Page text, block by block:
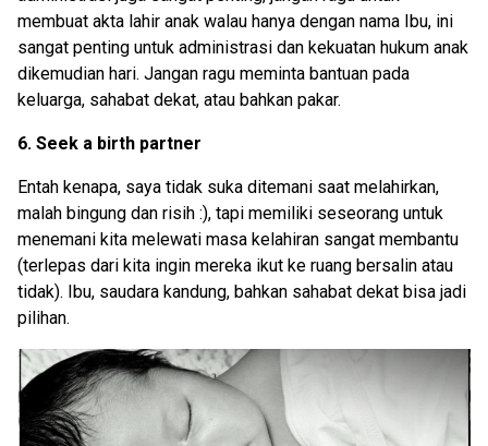
membuat akta lahir anak walau hanya dengan nama Ibu, ini
sangat penting untuk administrasi dan kekuatan hukum anak
dikemudian hari. Jangan ragu meminta bantuan pada
keluarga, sahabat dekat, atau bahkan pakar.
6. Seek a birth partner
Entah kenapa, saya tidak suka ditemani saat melahirkan,
malah bingung dan risih :), tapi memiliki seseorang untuk
menemani kita melewati masa kelahiran sangat membantu
(terlepas dari kita ingin mereka ikut ke ruang bersalin atau
tidak). Ibu, saudara kandung, bahkan sahabat dekat bisa jadi
pilihan.